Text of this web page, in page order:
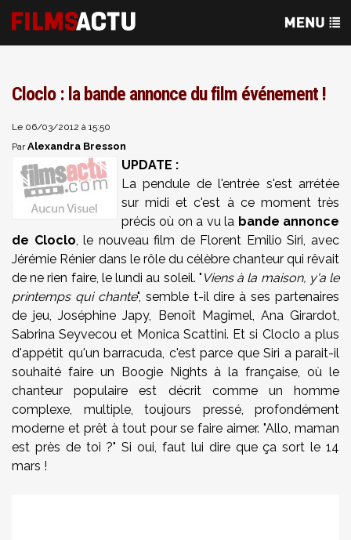
Cloclo : la bande annonce du film événement !
Le 06/03/2012 à 15:50
ParAlexandra Bresson
UPDATE :
La pendule de l'entrée s'est arrétée
sur midi et c'est à ce moment très
précis où on a vu la bande annonce
de Cloclo, le nouveau film de Florent Emilio Siri, avec
Jérémie Rénier dans le rôle du célèbre chanteur qui rêvait
de ne rien faire, le lundi au soleil. " Viens à la maison, y'a le
printemps qui chante", semble t-il dire à ses partenaires
de jeu, Joséphine Japy, Benoît Magimel, Ana Girardot,
Sabrina Seyvecou et Monica Scattini. Et si Cloclo a plus
d'appétit qu'un barracuda, c'est parce que Siri a parait-il
souhaité faire un Boogie Nights à la française, où le
chanteur populaire est décrit comme un homme
complexe, multiple, toujours pressé, profondément
moderne et prêt à tout pour se faire aimer. "Allo, maman
est près de toi ?" Si oui, faut lui dire que ça sort le 14
mars !